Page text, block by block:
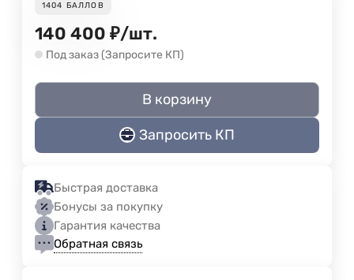
1404 БАЛЛОВ
140 400 ₽/шт.
Под заказ (Запросите КП)
В корзину
Запросить КП
Быстрая доставка
Бонусы за покупку
Гарантия качества
Обратная связь